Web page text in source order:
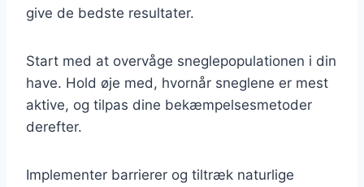
give de bedste resultater.
Start med at overvåge sneglepopulationen i din
have. Hold øje med, hvornår sneglene er mest
aktive, og tilpas dine bekæmpelsesmetoder
derefter.
Implementer barrierer og tiltræk naturlige